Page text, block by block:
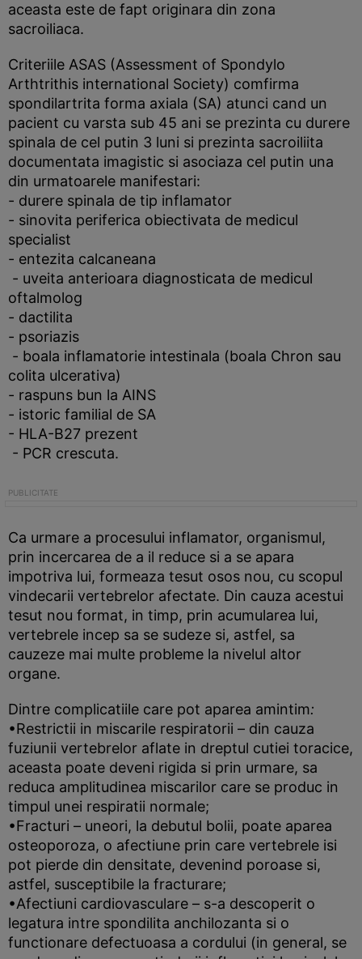
aceasta este de fapt originara din zona
sacroiliaca.
Criteriile ASAS (Assessment of Spondylo
Arthtrithis international Society) comfirma
spondilartrita forma axiala (SA) atunci cand un
pacient cu varsta sub 45 ani se prezinta cu durere
spinala de cel putin 3 luni si prezinta sacroiliita
documentata imagistic si asociaza cel putin una
din urmatoarele manifestari:
- durere spinala de tip inflamator
- sinovita periferica obiectivata de medicul
specialist
- entezita calcaneana
- uveita anterioara diagnosticata de medicul
oftalmolog
- dactilita
- psoriazis
- boala inflamatorie intestinala (boala Chron sau
colita ulcerativa)
- raspuns bun la AINS
- istoric familial de SA
- HLA-B27 prezent
- PCR crescuta.
Ca urmare a procesului inflamator, organismul,
prin incercarea de a il reduce si a se apara
impotriva lui, formeaza tesut osos nou, cu scopul
vindecarii vertebrelor afectate. Din cauza acestui
tesut nou format, in timp, prin acumularea lui,
vertebrele incep sa se sudeze si, astfel, sa
cauzeze mai multe probleme la nivelul altor
organe.
Dintre complicatiile care pot aparea amintim:
•Restrictii in miscarile respiratorii – din cauza
fuziunii vertebrelor aflate in dreptul cutiei toracice,
aceasta poate deveni rigida si prin urmare, sa
reduca amplitudinea miscarilor care se produc in
timpul unei respiratii normale;
•Fracturi – uneori, la debutul bolii, poate aparea
osteoporoza, o afectiune prin care vertebrele isi
pot pierde din densitate, devenind poroase si,
astfel, susceptibile la fracturare;
•Afectiuni cardiovasculare – s-a descoperit o
legatura intre spondilita anchilozanta si o
functionare defectuoasa a cordului (in general, se